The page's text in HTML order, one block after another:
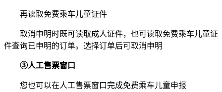
再读取免费乘车儿童证件
取消申明时既可读取成人证件，也可读取免费乘车儿童证
件查询已申明的订单。选择订单后可取消申明
③人工售票窗口
您也可以在人工售票窗口完成免费乘车儿童申报